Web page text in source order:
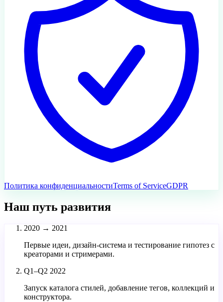
Политика конфиденциальностиTerms of ServiceGDPR
Наш путь развития
2020 → 2021
Первые идеи, дизайн-система и тестирование гипотез с
креаторами и стримерами.
Q1–Q2 2022
Запуск каталога стилей, добавление тегов, коллекций и
конструктора.